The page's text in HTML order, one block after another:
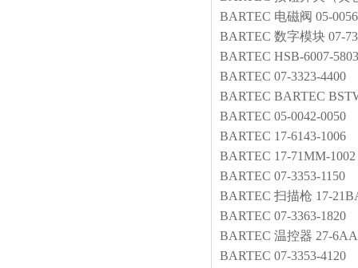
BARTEC 电磁阀 05-
BARTEC 数字模块 07-
BARTEC HSB-6007-
BARTEC 07-3323-4400
BARTEC BARTEC
BARTEC 05-0042-0050
BARTEC 17-6143-1006
BARTEC 17-71MM-1002
BARTEC 07-3353-1150
BARTEC 扫描枪 17-
BARTEC 07-3363-1820
BARTEC 温控器 27-
BARTEC 07-3353-4120